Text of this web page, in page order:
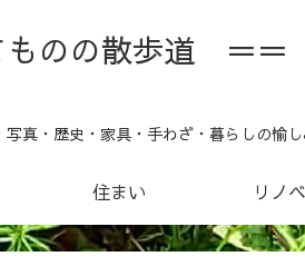
ものの散歩道
真・歴史・家具・手わざ・暮らしの愉
住まい リノ